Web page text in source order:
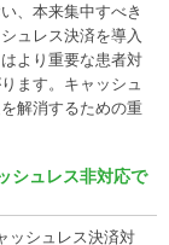
、本来集中すべき
ュレス決済を導入
より重要な患者対
ます。キャッシュ
解消するための重
シュレス非対応で
ッシュレス決済対